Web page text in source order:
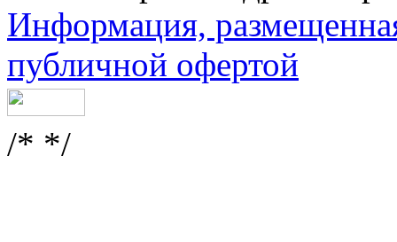
Информация,
публичной офертой
/* */